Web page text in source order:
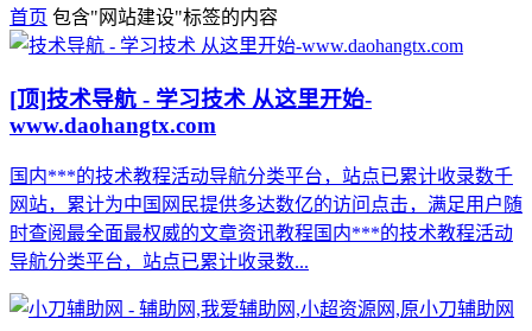
首页 包含"网站建设"标签的内容
[顶]技术导航 - 学习技术 从这里开始-
www.daohangtx.com
国内***的技术教程活动导航分类平台，站点已累计收录数千
网站，累计为中国网民提供多达数亿的访问点击，满足用户随
时查阅最全面最权威的文章资讯教程国内***的技术教程活动
导航分类平台，站点已累计收录数...